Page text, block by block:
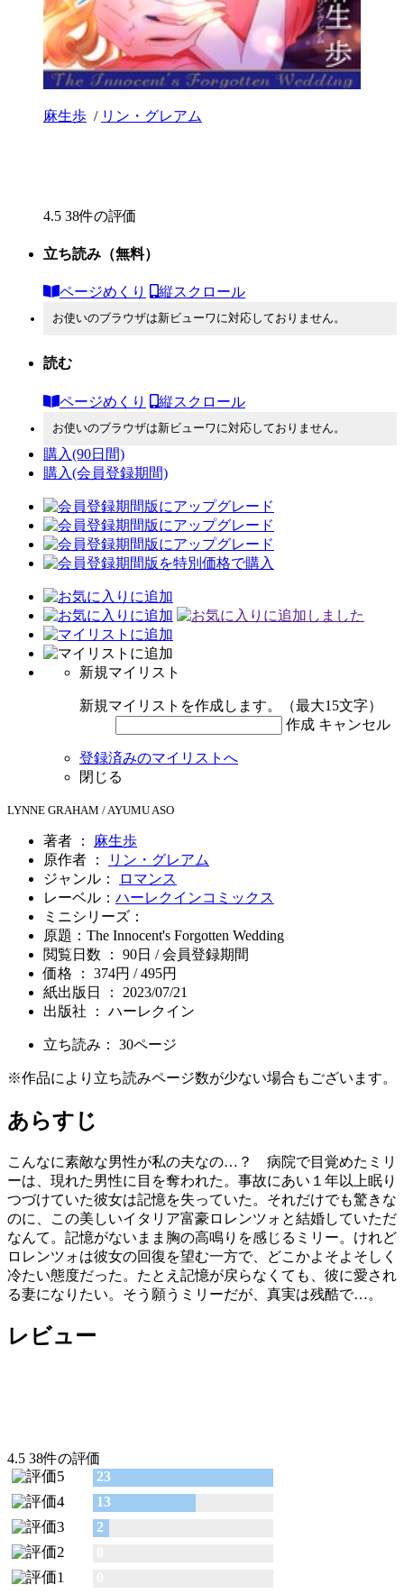
麻生歩 / リン・グレアム
4.5 38件の評価
立ち読み （無料）
ページめくり 縦スクロール
お使いのブラウザは新ビューワに対応しておりません。
読む
ページめくり 縦スクロール
お使いのブラウザは新ビューワに対応しておりません。
購入(90日間)
購入(会員登録期間)
新規マイリスト
新規マイリストを作成します。（最大15文字）
作成 キャンセル
登録済みのマイリストへ
閉じる
LYNNE GRAHAM / AYUMU ASO
著者 ： 麻生歩
原作者 ：
リン・グレアム
ジャンル：
ロマンス
レーベル： ハーレクインコミックス
ミニシリーズ：
原題：The Innocent's Forgotten Wedding
閲覧日数 ： 90日 / 会員登録期間
価格 ： 374円 / 495円
紙出版日 ： 2023/07/21
出版社 ： ハーレクイン
立ち読み： 30ページ
※作品により立ち読みページ数が少ない場合もございます。
あらすじ
こんなに素敵な男性が私の夫なの…？ 病院で目覚めたミリ
ーは、現れた男性に目を奪われた。事故にあい１年以上眠り
つづけていた彼女は記憶を失っていた。それだけでも驚きな
のに、この美しいイタリア富豪ロレンツォと結婚していただ
なんて。記憶がないまま胸の高鳴りを感じるミリー。けれど
ロレンツォは彼女の回復を望む一方で、どこかよそよそしく
冷たい態度だった。たとえ記憶が戻らなくても、彼に愛され
る妻になりたい。そう願うミリーだが、真実は残酷で…。
レビュー
4.5 38件の評価
23
13
2